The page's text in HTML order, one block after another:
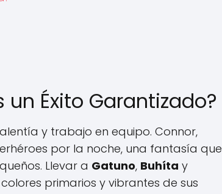
un Éxito Garantizado?
y trabajo en equipo. Connor,
por la noche, una fantasía que
Llevar a Gatuno, Buhíta y
primarios y vibrantes de sus